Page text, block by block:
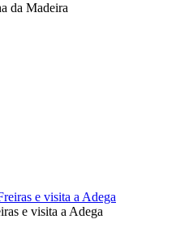
da Madeira
e visita a Adega